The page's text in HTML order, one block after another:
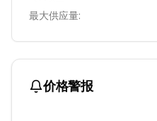
最大供应量:
价格警报